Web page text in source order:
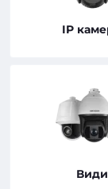
IP
Види